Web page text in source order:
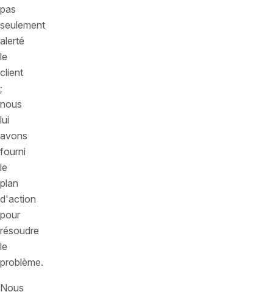
pas
seulement
alerté
le
client
;
nous
lui
avons
fourni
le
plan
d'action
pour
résoudre
le
problème.
Nous